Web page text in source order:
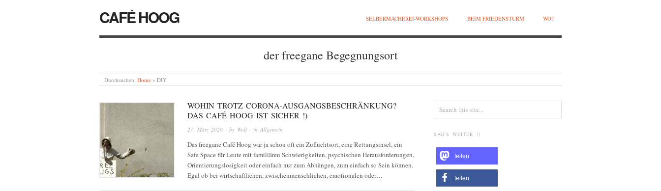
CAFÉ HOOG SELBERMACHEREI-WORKSHOPS BEIM FRIEDENSTURM WO?
der freegane Begegnungsort
Durchsuchen: Home » DIY
WOHIN TROTZ CORONA-AUSGANGSBESCHRÄNKUNG?
DAS CAFÉ HOOG IST SICHER !)
27. März 2020 · by Wolf· in Allgemein
Das freegane Café Hoog war ja schon oft ein Zufluchtsort, eine Rettungsinsel, ein
Safe Space für Leute mit familiären Schwierigkeiten, psychischen Herausforderungen,
Orientierungslosigkeit oder einfach nur zum Abhängen, zum einfach so Sein können.
Egal ob bei wirtschaftlichen, zwischenmenschlichen, emotionalen oder…
SAG'S WEITER !)
teilen
teilen